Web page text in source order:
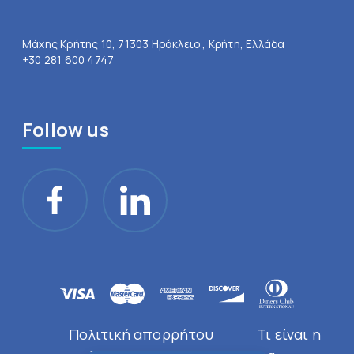
Μάχης Κρήτης 10, 71303 Ηράκλειο , Κρήτη, Ελλάδα
+30 281 600 4747
Follow us
Πολιτική απορρήτου
Τι είναι η